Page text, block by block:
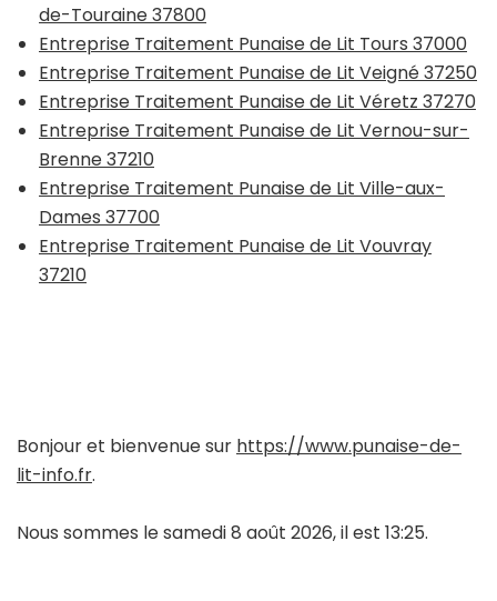
de-Touraine 37800
Entreprise Traitement Punaise de Lit Tours 37000
Entreprise Traitement Punaise de Lit Veigné 37250
Entreprise Traitement Punaise de Lit Véretz 37270
Entreprise Traitement Punaise de Lit Vernou-sur-
Brenne 37210
Entreprise Traitement Punaise de Lit Ville-aux-
Dames 37700
Entreprise Traitement Punaise de Lit Vouvray
37210
Bonjour et bienvenue sur https://www.punaise-de-
lit-info.fr.
Nous sommes le samedi 8 août 2026, il est 13:25.